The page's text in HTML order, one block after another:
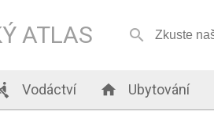
ATLAS 
Vodáctví  Ubytování